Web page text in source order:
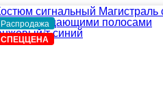
Распродажа
СПЕЦЦЕНА